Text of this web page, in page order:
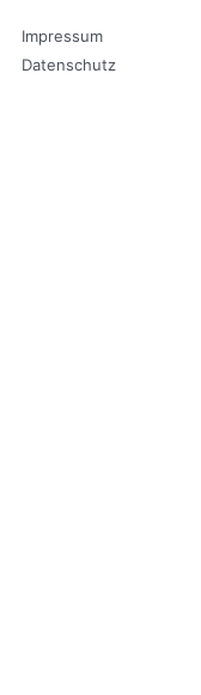
Impressum
Datenschutz